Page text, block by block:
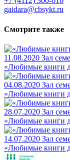
gaidara@cbsykt.ru
Смотрите также
11.08.2020 Зал
«Любимые книги
04.08.2020 Зал
«Любимые книги
28.07.2020 Зал
«Любимые книги
14.07.2020 Зал
«Любимые книги